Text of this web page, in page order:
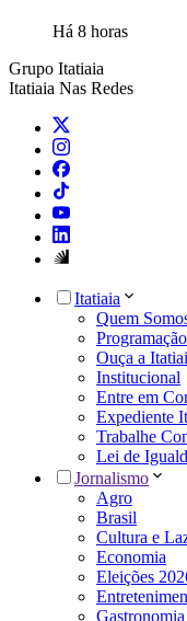
Há 8 horas
Grupo Itatiaia
Itatiaia Nas Redes
Itatiaia
Quem
Programação
Ouça a
Institucional
Entre em
Expediente
Trabalhe
Lei de
Jornalismo
Agro
Brasil
Cultura e
Economia
Eleições
Gastronomia